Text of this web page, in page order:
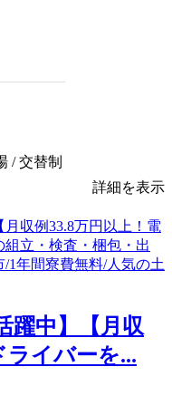
/ 交替制
詳細を表示
躍中】【月収
ライバーを...